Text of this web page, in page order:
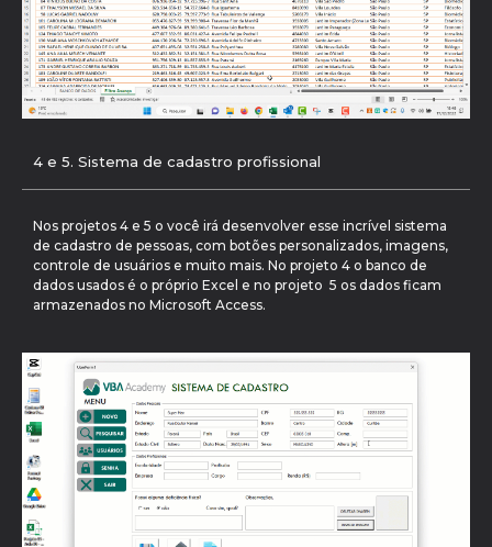
4 e 5. Sistema de cadastro profissional
Nos projetos 4 e 5 o você irá desenvolver esse incrível sistema
de cadastro de pessoas, com botões personalizados, imagens,
controle de usuários e muito mais. No projeto 4 o banco de
dados usados é o próprio Excel e no projeto 5 os dados ficam
armazenados no Microsoft Access.